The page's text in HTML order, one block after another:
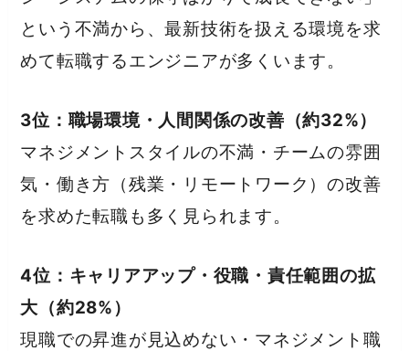
という不満から、最新技術を扱える環境を求
めて転職するエンジニアが多くいます。
3位：職場環境・人間関係の改善（約32%）
マネジメントスタイルの不満・チームの雰囲
気・働き方（残業・リモートワーク）の改善
を求めた転職も多く見られます。
4位：キャリアアップ・役職・責任範囲の拡
大（約28%）
現職での昇進が見込めない・マネジメント職